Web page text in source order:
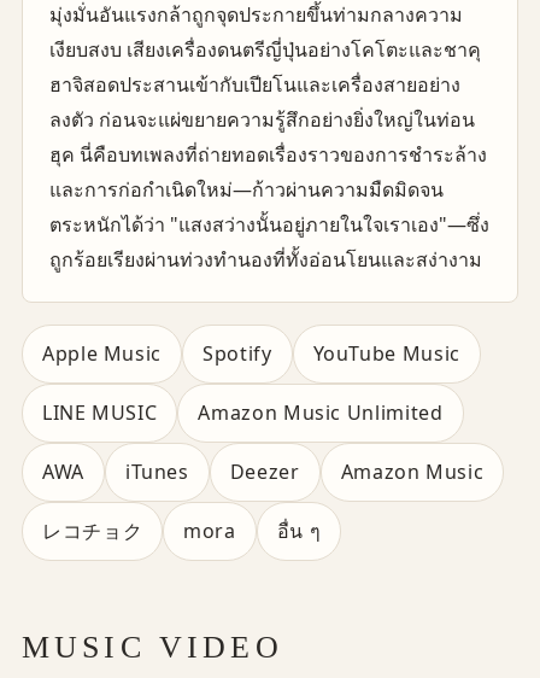
มุ่งมั่นอันแรงกล้าถูกจุดประกายขึ้นท่ามกลางความ
เงียบสงบ เสียงเครื่องดนตรีญี่ปุ่นอย่างโคโตะและชาคุ
ฮาจิสอดประสานเข้ากับเปียโนและเครื่องสายอย่าง
ลงตัว ก่อนจะแผ่ขยายความรู้สึกอย่างยิ่งใหญ่ในท่อน
ฮุค นี่คือบทเพลงที่ถ่ายทอดเรื่องราวของการชำระล้าง
และการก่อกำเนิดใหม่—ก้าวผ่านความมืดมิดจน
ตระหนักได้ว่า "แสงสว่างนั้นอยู่ภายในใจเราเอง"—ซึ่ง
ถูกร้อยเรียงผ่านท่วงทำนองที่ทั้งอ่อนโยนและสง่างาม
Apple Music Spotify YouTube Music
LINE MUSIC Amazon Music Unlimited
AWA iTunes Deezer Amazon Music
レコチョク mora อื่น ๆ
MUSIC VIDEO